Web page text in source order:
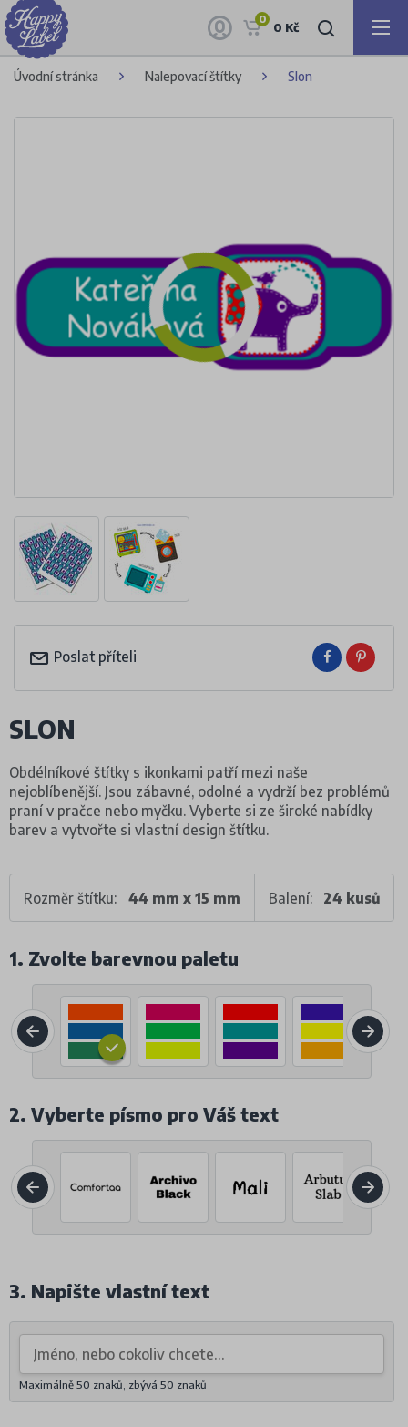
0
0 Kč
Úvodní stránka Nalepovací štítky Slon
Poslat příteli
SLON
Obdélníkové štítky s ikonkami patří mezi naše
nejoblíbenější. Jsou zábavné, odolné a vydrží bez problémů
praní v pračce nebo myčku. Vyberte si ze široké nabídky
barev a vytvořte si vlastní design štítku.
Rozměr štítku: 44 mm x 15 mm Balení: 24 kusů
1. Zvolte barevnou paletu
2. Vyberte písmo pro Váš text
3. Napište vlastní text
Maximálně 50 znaků, zbývá 50 znaků